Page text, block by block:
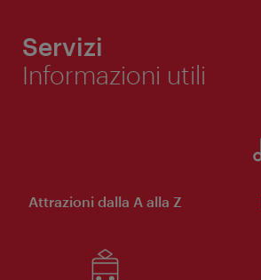
Servizi
Informazioni utili
Attrazioni dalla A alla Z